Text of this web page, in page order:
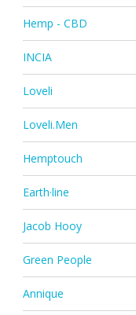
Hemp - CBD
INCIA
Loveli
Loveli.Men
Hemptouch
Earth·line
Jacob Hooy
Green People
Annique